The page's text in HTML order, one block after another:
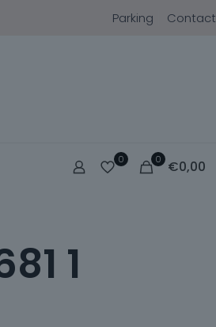
Parking Contact
0 0 €0,00
1